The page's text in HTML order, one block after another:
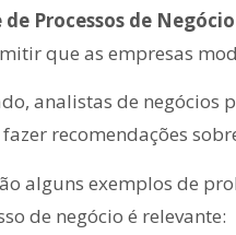
Processos de
que as empresas
analistas de
recomendações
alguns exemplos de
de negócio é relevante: